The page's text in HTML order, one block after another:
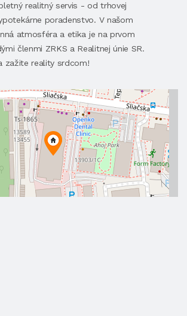
realitný servis - od trhovej
poradenstvo. V našom
atmosféra a etika je na prvom
členmi ZRKS a Realitnej únie SR.
zažite reality srdcom!